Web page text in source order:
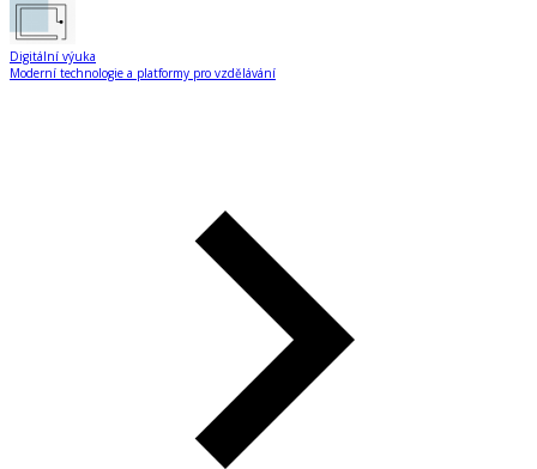
Digitální výuka
Moderní technologie a platformy pro vzdělávání